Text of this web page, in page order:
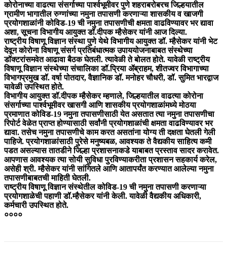
कोरोनाच्या वाढत्या संसर्गाच्या पार्श्वभूमीवर पुणे शहराबरोबरच जिल्हयातील
ग्रामीण भागातील रुग्णांच्या नमुना तपासणी करणाऱ्या शासकीय व खाजगी
प्रयोगशाळांनी कोविड-19 ची नमुना तपासणीची क्षमता वाढविण्यावर भर द्यावा
अशा, सूचना विभागीय आयुक्त डॉ.दीपक म्हैसेकर यांनी आज दिल्या.
राष्ट्रीय विषाणू विज्ञान संस्था पुणे येथे विभागीय आयुक्त डॉ. म्हैसेकर यांनी भेट
देवून कोरोना विषाणू संसर्ग प्रतिबंधात्मक उपाययोजनाबाबत संस्थेच्या
डॉक्टरांसमवेत आढावा बैठक घेतली. त्यावेळी ते बोलत होते. यावेळी राष्ट्रीय
विषाणू विज्ञान संस्थेच्या संचालिका डॉ.प्रिया ॲब्राहम, शीतज्वर विभागाच्या
विभागप्रमुख डॉ. वर्षा पोतदार, वैज्ञानिक डॉ. मनोहर चौधरी, डॉ. सुमित भारद्वाज
यावेळी उपस्थित होते.
विभागीय आयुक्त डॉ.दीपक म्हैसेकर म्हणाले, जिल्हयातील वाढत्या कोरोना
संसर्गाच्या पार्श्वभूमीवर खासगी आणि शासकीय प्रयोगशाळांमध्ये मोठया
प्रमाणात कोविड-19 नमुना तपासणीसाठी येत असतात त्या नमुना तपासणीचा
रिपोर्ट वेळेत प्राप्त होण्यासाठी सर्वांनी प्रयोगशाळांची क्षमता वाढविण्यावर भर
द्यावा. तसेच नमुना तपासणीचे काम करत असतांना योग्य ती दक्षता घेतली गेली
पाहिजे. प्रयोगशाळांसाठी पुरेसे मनुष्यबळ, आवश्यक ते वैद्यकीय साहित्य कमी
पडत असल्यास तातडीने जिल्हा प्रशासनाकडे याबाबत प्रस्ताव सादर करावेत.
आपणास आवश्यक त्या सोयी सुविधा पुरविण्याकरीता प्रशासन सहकार्य करेल,
असेही श्री. म्हैसेकर यांनी सांगितले आणि आतापर्यंत करण्यात आलेल्या नमुना
तपासणीबाबतची माहिती घेतली.
राष्ट्रीय विषाणू विज्ञान संस्थेतील कोविड-19 ची नमुना तपासणी करणाऱ्या
प्रयोगशाळेची पहाणी डॉ.म्हैसेकर यांनी केली. यावेळी वैद्यकीय अधिकारी,
कर्मचारी उपस्थित होते.
००००